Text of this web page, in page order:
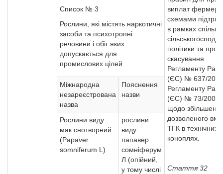
Список № 3
Рослини, які містять наркотичні
засоби та психотропні
речовини і обіг яких
допускається для
промислових цілей
виплат
схемами
в рамках
політики та про
скасування
Регламенту Ради
(ЄС) № 637/
Регламенту Ради
(ЄС) № 73/2009»
щодо
дозволеного
ТГК в технічних
коноплях.
Стаття 32
Міжнародна
незареєстрована
назва
Пояснення
назви
Рослини виду
мак снотворний
(Papaver
somniferum L)
рослини
виду
папавер
сомніферум
Л (опійний,
у тому числі